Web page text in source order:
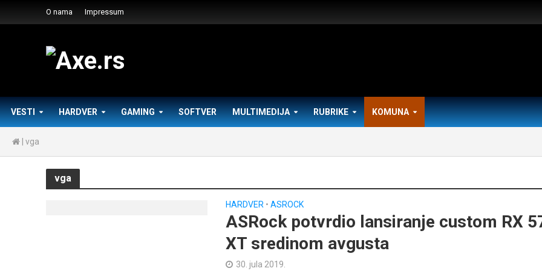
O nama Impressum
VESTI HARDVER GAMING SOFTVER MULTIMEDIJA RUBRIKE KOMUNA
vga
vga
HARDVER • ASROCK
ASRock potvrdio lansiranje custom RX
XT sredinom avgusta
30. jula 2019.